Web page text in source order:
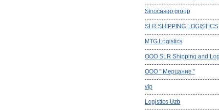
Sinocasgo group
SLR SHIPPING LOGISTICS
MTG Logistics
ООО SLR Shipping and
ООО " Мерцание "
vip
Logistics Uzb